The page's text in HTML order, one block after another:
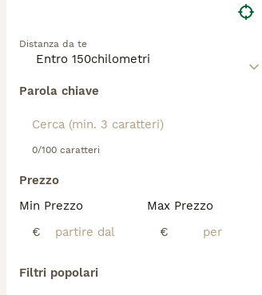
Distanza da te
Parola chiave
0/100 caratteri
Prezzo
Min Prezzo
€
Max Prezzo
€
Filtri popolari